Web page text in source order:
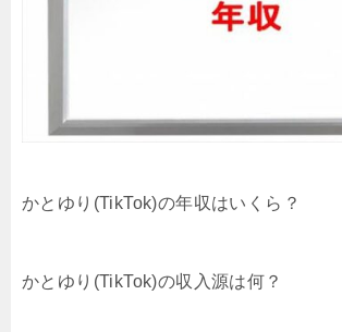
かとゆり(TikTok)の年収はいくら？
かとゆり(TikTok)の収入源は何？